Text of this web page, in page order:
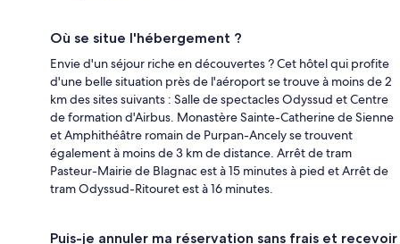
Où se situe l'hébergement ?
Envie d'un séjour riche en découvertes ? Cet hôtel qui profite
d'une belle situation près de l'aéroport se trouve à moins de 2
km des sites suivants : Salle de spectacles Odyssud et Centre
de formation d'Airbus. Monastère Sainte-Catherine de Sienne
et Amphithéâtre romain de Purpan-Ancely se trouvent
également à moins de 3 km de distance. Arrêt de tram
Pasteur-Mairie de Blagnac est à 15 minutes à pied et Arrêt de
tram Odyssud-Ritouret est à 16 minutes.
Puis-je annuler ma réservation sans frais et recevoir